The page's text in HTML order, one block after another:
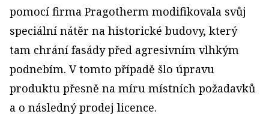
pomocí firma Pragotherm modifikovala svůj
speciální nátěr na historické budovy, který
tam chrání fasády před agresivním vlhkým
podnebím. V tomto případě šlo úpravu
produktu přesně na míru místních požadavků
a o následný prodej licence.